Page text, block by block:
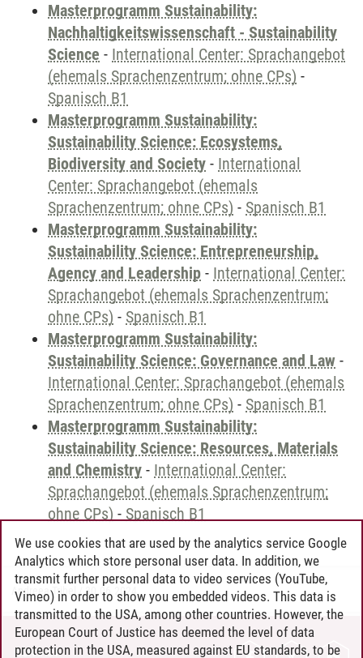
Masterprogramm Sustainability:
Nachhaltigkeitswissenschaft - Sustainability
Science - International Center: Sprachangebot
(ehemals Sprachenzentrum; ohne CPs) -
Spanisch B1
Masterprogramm Sustainability:
Sustainability Science: Ecosystems,
Biodiversity and Society - International
Center: Sprachangebot (ehemals
Sprachenzentrum; ohne CPs) - Spanisch B1
Masterprogramm Sustainability:
Sustainability Science: Entrepreneurship,
Agency and Leadership - International Center:
Sprachangebot (ehemals Sprachenzentrum;
ohne CPs) - Spanisch B1
Masterprogramm Sustainability:
Sustainability Science: Governance and Law -
International Center: Sprachangebot (ehemals
Sprachenzentrum; ohne CPs) - Spanisch B1
Masterprogramm Sustainability:
Sustainability Science: Resources, Materials
and Chemistry - International Center:
Sprachangebot (ehemals Sprachenzentrum;
ohne CPs) - Spanisch B1
Andreea Tribel 30.06.2024
CONTACT
We use cookies that are used by the analytics service Google
Analytics which store personal user data. In addition, we
transmit further personal data to video services (YouTube,
Vimeo) in order to show you embedded videos. This data is
transmitted to the USA, among other countries. However, the
European Court of Justice has deemed the level of data
protection in the USA, measured against EU standards, to be